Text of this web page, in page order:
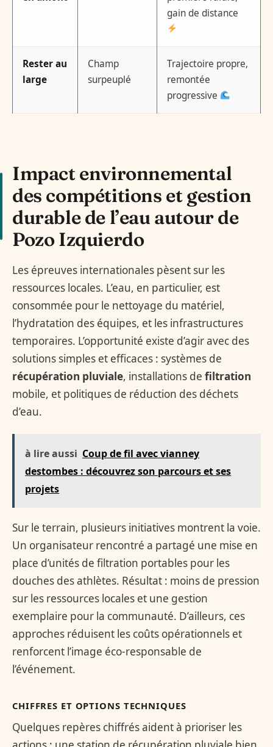
gain de distance
Rester au
large
Champ
surpeuplé
Trajectoire propre,
remontée
progressive
Impact environnemental
des compétitions et gestion
durable de l’eau autour de
Pozo Izquierdo
Les épreuves internationales pèsent sur les
ressources locales. L’eau, en particulier, est
consommée pour le nettoyage du matériel,
l’hydratation des équipes, et les infrastructures
temporaires. L’opportunité existe d’agir avec des
solutions simples et efficaces : systèmes de
récupération pluviale, installations de filtration
mobile, et politiques de réduction des déchets
d’eau.
à lire aussi Coup de fil avec vianney
destombes : découvrez son parcours et ses
projets
Sur le terrain, plusieurs initiatives montrent la voie.
Un organisateur rencontré a partagé une mise en
place d’unités de filtration portables pour les
douches des athlètes. Résultat : moins de pression
sur les ressources locales et une gestion
exemplaire pour la communauté. D’ailleurs, ces
approches réduisent les coûts opérationnels et
renforcent l’image éco-responsable de
l’événement.
CHIFFRES ET OPTIONS TECHNIQUES
Quelques repères chiffrés aident à prioriser les